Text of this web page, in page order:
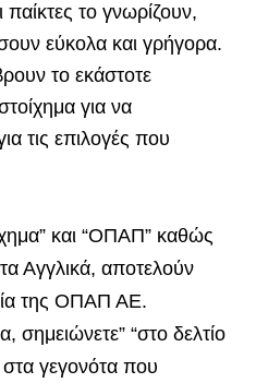
παίκτες το γνωρίζουν,
εύκολα και γρήγορα.
το εκάστοτε
για να
τις επιλογές που
και “ΟΠΑΠ” καθώς
Αγγλικά, αποτελούν
της ΟΠΑΠ ΑΕ.
σημειώνετε” “στο δελτίο
γεγονότα που